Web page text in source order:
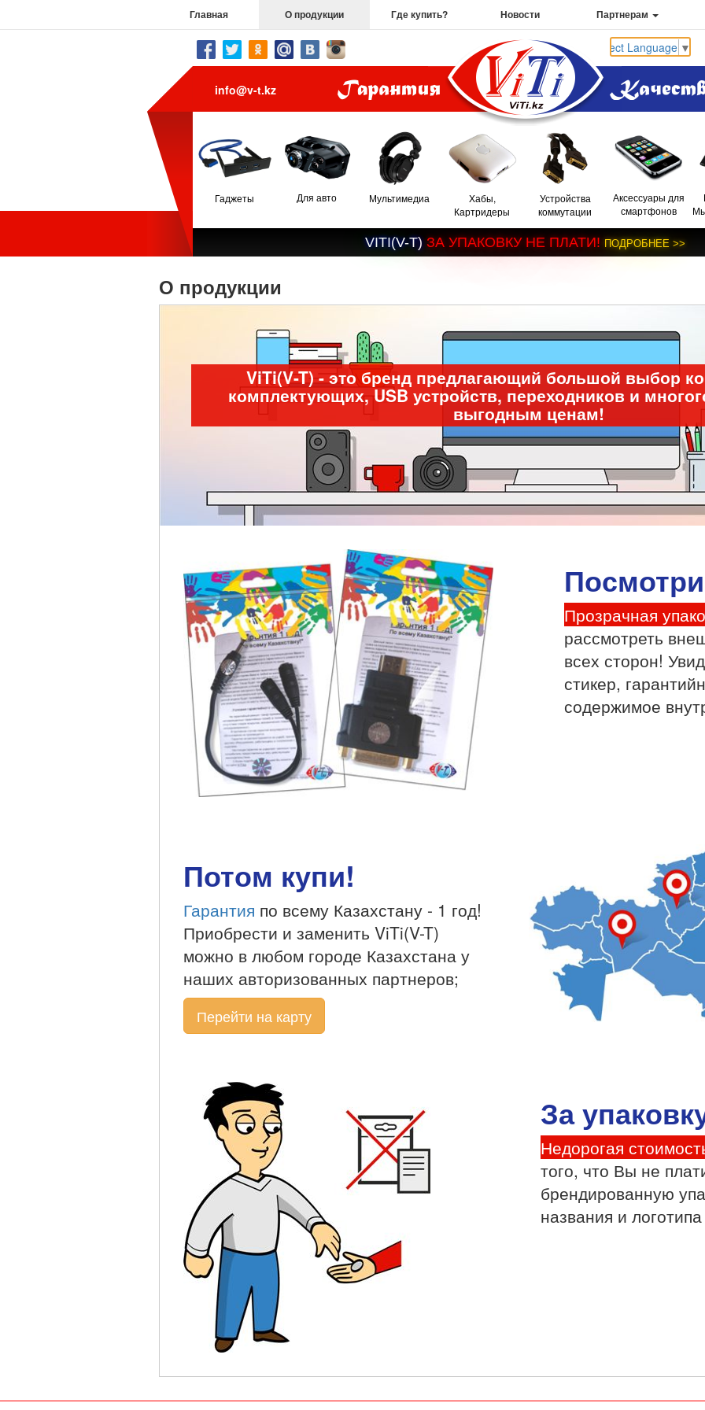
Главная О продукции Где купить? Новости Партнерам
info@v-t.kz
Select Language ▼
Гаджеты Для авто Мультимедиа
Хабы,
Картридеры
Устройства
коммутации
Аксессуары для
смартфонов
VITI(V-T) ЗА УПАКОВКУ НЕ ПЛАТИ! ПОДРОБ Н Е Е >>
О продукции
ViTi(V-T) - это бренд предлагающий большой выбор
комплектующих, USB устройств, переходников и
выгодным ценам!
Прозрачная
рассмотреть
всех сторон!
стикер,
содержимое
Потом купи!
Гарантия по всему Казахстану - 1 год!
Приобрести и заменить ViTi(V-T)
можно в любом городе Казахстана у
наших авторизованных партнеров;
Перейти на карту
За
Недорогая
того, что Вы не
брендированную
названия и